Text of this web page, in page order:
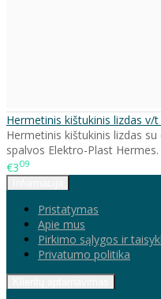
Hermetinis kištukinis lizdas
Hermetinis kištukinis lizdas
spalvos Elektro-Plast Hermes.
€309
Pristatymas
Apie mus
Pirkimo sąlygos ir
Privatumo politika